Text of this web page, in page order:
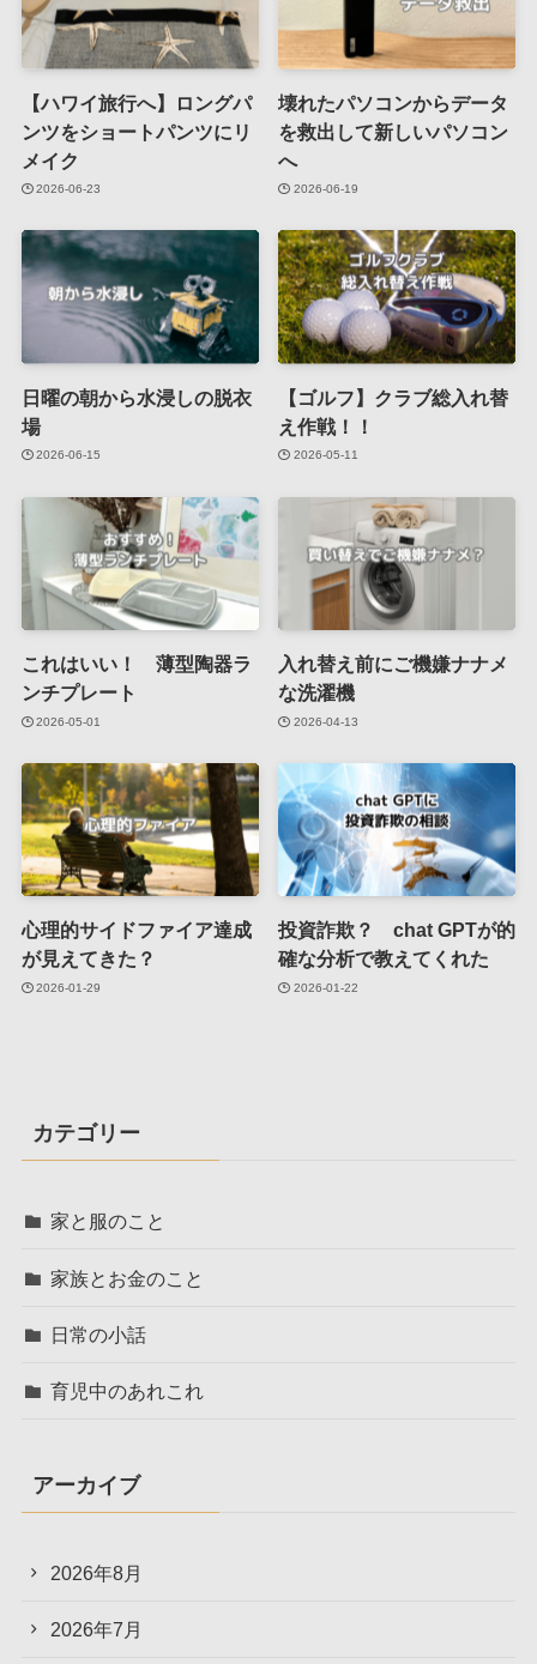
【ハワイ旅行へ】ロングパ
ンツをショートパンツにリ
メイク
2026-06-23
壊れたパソコンからデータ
を救出して新しいパソコン
へ
2026-06-19
日曜の朝から水浸しの脱衣
場
2026-06-15
【ゴルフ】クラブ総入れ替
え作戦！！
2026-05-11
これはいい！ 薄型陶器ラ
ンチプレート
2026-05-01
入れ替え前にご機嫌ナナメ
な洗濯機
2026-04-13
心理的サイドファイア達成
が見えてきた？
2026-01-29
投資詐欺？ chat GPTが的
確な分析で教えてくれた
2026-01-22
カテゴリー
家と服のこと
家族とお金のこと
日常の小話
育児中のあれこれ
アーカイブ
2026年8月
2026年7月